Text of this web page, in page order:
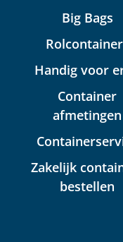
Big Bags
Handig voor
Container
afmetingen
Zakelijk
bestellen